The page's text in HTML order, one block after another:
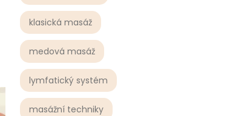
klasická masáž
medová masáž
lymfatický systém
masážní techniky